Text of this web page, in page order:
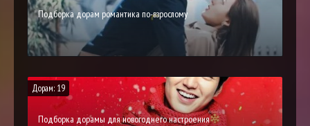
Подборка дорам романтика по-взрослому
Дорам: 19
Подборка дорамы для новогоднего настроения